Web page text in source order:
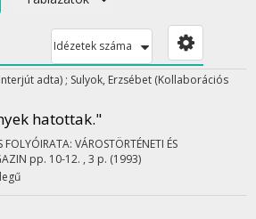
Idézetek száma
adta) ; Sulyok, Erzsébet (Kollaborációs
hatottak."
FOLYÓIRATA: VÁROSTÖRTÉNETI ÉS
pp. 10-12. , 3 p. (1993)